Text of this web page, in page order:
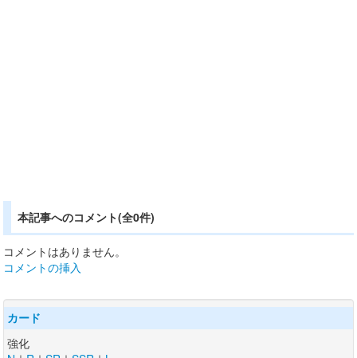
本記事へのコメント(全0件)
コメントはありません。
コメントの挿入
カード
強化